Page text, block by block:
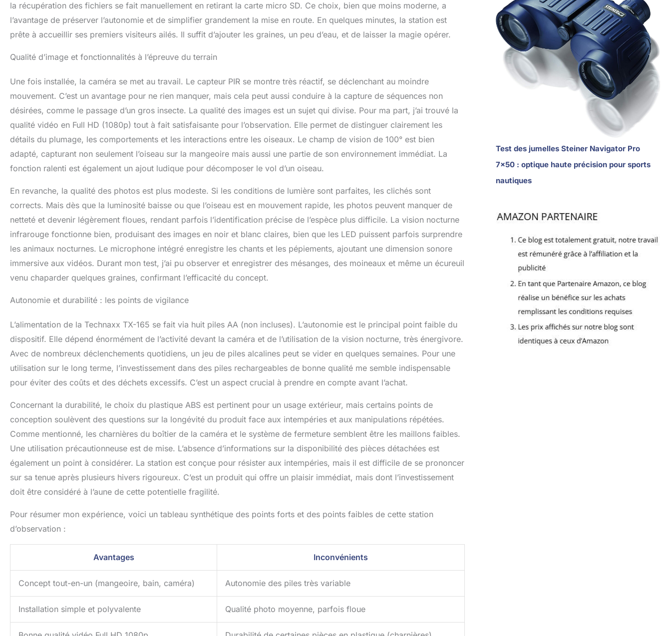
la récupération des fichiers se fait manuellement en retirant la carte micro SD. Ce choix, bien que moins moderne, a
l’avantage de préserver l’autonomie et de simplifier grandement la mise en route. En quelques minutes, la station est
prête à accueillir ses premiers visiteurs ailés. Il suffit d’ajouter les graines, un peu d’eau, et de laisser la magie opérer.
Qualité d’image et fonctionnalités à l’épreuve du terrain
Une fois installée, la caméra se met au travail. Le capteur PIR se montre très réactif, se déclenchant au moindre
mouvement. C’est un avantage pour ne rien manquer, mais cela peut aussi conduire à la capture de séquences non
désirées, comme le passage d’un gros insecte. La qualité des images est un sujet qui divise. Pour ma part, j’ai trouvé la
qualité vidéo en Full HD (1080p) tout à fait satisfaisante pour l’observation. Elle permet de distinguer clairement les
détails du plumage, les comportements et les interactions entre les oiseaux. Le champ de vision de 100° est bien
adapté, capturant non seulement l’oiseau sur la mangeoire mais aussi une partie de son environnement immédiat. La
fonction ralenti est également un ajout ludique pour décomposer le vol d’un oiseau.
En revanche, la qualité des photos est plus modeste. Si les conditions de lumière sont parfaites, les clichés sont
corrects. Mais dès que la luminosité baisse ou que l’oiseau est en mouvement rapide, les photos peuvent manquer de
netteté et devenir légèrement floues, rendant parfois l’identification précise de l’espèce plus difficile. La vision nocturne
infrarouge fonctionne bien, produisant des images en noir et blanc claires, bien que les LED puissent parfois surprendre
les animaux nocturnes. Le microphone intégré enregistre les chants et les pépiements, ajoutant une dimension sonore
immersive aux vidéos. Durant mon test, j’ai pu observer et enregistrer des mésanges, des moineaux et même un écureuil
venu chaparder quelques graines, confirmant l’efficacité du concept.
Autonomie et durabilité : les points de vigilance
L’alimentation de la Technaxx TX-165 se fait via huit piles AA (non incluses). L’autonomie est le principal point faible du
dispositif. Elle dépend énormément de l’activité devant la caméra et de l’utilisation de la vision nocturne, très énergivore.
Avec de nombreux déclenchements quotidiens, un jeu de piles alcalines peut se vider en quelques semaines. Pour une
utilisation sur le long terme, l’investissement dans des piles rechargeables de bonne qualité me semble indispensable
pour éviter des coûts et des déchets excessifs. C’est un aspect crucial à prendre en compte avant l’achat.
Concernant la durabilité, le choix du plastique ABS est pertinent pour un usage extérieur, mais certains points de
conception soulèvent des questions sur la longévité du produit face aux intempéries et aux manipulations répétées.
Comme mentionné, les charnières du boîtier de la caméra et le système de fermeture semblent être les maillons faibles.
Une utilisation précautionneuse est de mise. L’absence d’informations sur la disponibilité des pièces détachées est
également un point à considérer. La station est conçue pour résister aux intempéries, mais il est difficile de se prononcer
sur sa tenue après plusieurs hivers rigoureux. C’est un produit qui offre un plaisir immédiat, mais dont l’investissement
doit être considéré à l’aune de cette potentielle fragilité.
Pour résumer mon expérience, voici un tableau synthétique des points forts et des points faibles de cette station
d’observation :
Avantages Inconvénients
Concept tout-en-un (mangeoire, bain, caméra) Autonomie des piles très variable
Installation simple et polyvalente Qualité photo moyenne, parfois floue
Test des jumelles Steiner Navigator Pro
7×50 : optique haute précision pour sports
nautiques